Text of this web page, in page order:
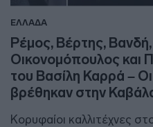
ΕΛΛΑΔΑ
Ρέμος, Βέρτης,
Οικονομόπουλος και
του Βασίλη Καρρά –
βρέθηκαν στην
Κορυφαίοι καλλιτέχνες